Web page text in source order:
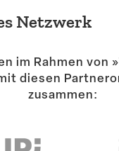
Netzwerk
im Rahmen von
diesen
zusammen: